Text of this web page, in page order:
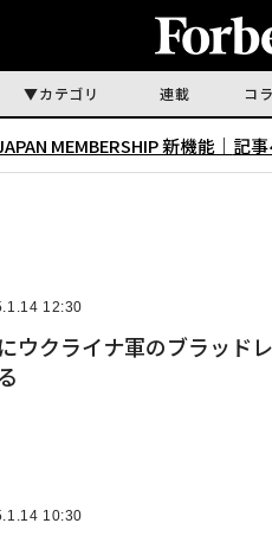
カテゴリ 連載 コ
MEMBERSHIP 新機能｜ 記
12:30
ウクライナ軍のブラッド
10:30